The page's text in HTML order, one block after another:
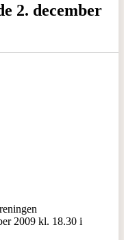
2. december
2009 kl. 18.30 i